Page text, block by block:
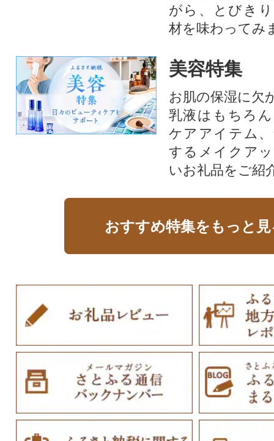
がら、とびき
材を味わってみ
美容特集
お肌の保湿に欠
乳液はもちろ
ケアアイテム
するメイクア
いお礼品をご紹
おすすめ特集をもっと